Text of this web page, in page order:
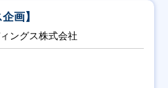
画】
ングス株式会社